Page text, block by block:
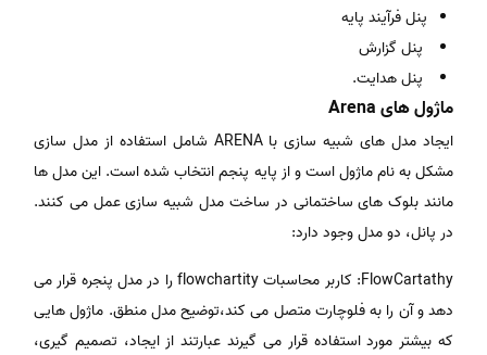
پنل فرآیند پایه
پنل گزارش
پنل هدایت.
ماژول های Arena
ایجاد مدل های شبیه سازی با ARENA شامل استفاده از مدل سازی
مشکل به نام ماژول است و از پایه پنجم انتخاب شده است. این مدل ها
مانند بلوک های ساختمانی در ساخت مدل شبیه سازی عمل می کنند.
در پانل، دو مدل وجود دارد:
FlowCartathy: کاربر محاسبات flowchartity را در مدل پنجره قرار می
دهد و آن را به فلوچارت متصل می کند،توضیح مدل منطق. ماژول هایی
که بیشتر مورد استفاده قرار می گیرند عبارتند از ایجاد، تصمیم گیری،